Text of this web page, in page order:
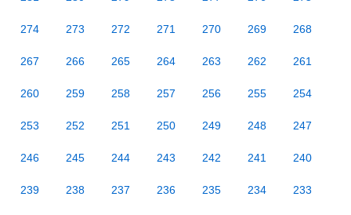
274 273 272 271 270 269 268
267 266 265 264 263 262 261
260 259 258 257 256 255 254
253 252 251 250 249 248 247
246 245 244 243 242 241 240
239 238 237 236 235 234 233